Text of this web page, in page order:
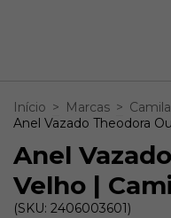
Início > Marcas >
Anel Vazado Theodora
Anel
Velho |
(SKU: 2406003601)